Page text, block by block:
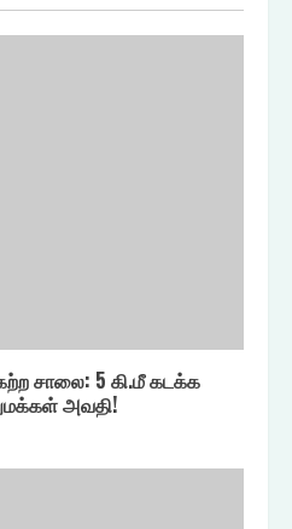
சாலை: 5 கி.மீ கடக்க
அவதி!